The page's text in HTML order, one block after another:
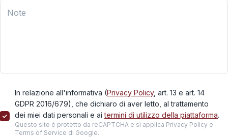
Note
In relazione all'informativa (Privacy Policy, art. 13 e art. 14
GDPR 2016/679), che dichiaro di aver letto, al trattamento
dei miei dati personali e ai termini di utilizzo della piattaforma.
Questo sito è protetto da reCAPTCHA e si applica Privacy Policy e
Terms of Service di Google.